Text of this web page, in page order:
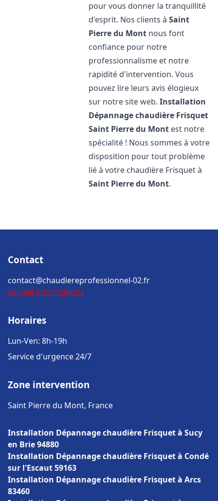
pour vous donner la tranquillité
d'esprit. Nos clients àSaint
Pierre du Mont nous font
confiance pour notre
professionnalisme et notre
rapidité d'intervention. Vous
pouvez lire leurs avis élogieux
sur notre site web.Installation
Dépannage chaudière Frisquet
Saint Pierre du Mont est notre
spécialité ! Nous sommes à votre
disposition pour tout problème
lié à votre chaudière Frisquet à
Saint Pierre du Mont.
Contact
contact@chaudiereprofessionnel-02.fr
Accueil Informations
Horaires
Lun-Ven: 8h-19h
Service d'urgence 24/7
Zone intervention
Saint Pierre du Mont, France
Installation Dépannage chaudière Frisquet à Sucy
en Brie 94880
Installation Dépannage chaudière Frisquet à Condé
sur l'Escaut 59163
Installation Dépannage chaudière Frisquet à Arcs
83460